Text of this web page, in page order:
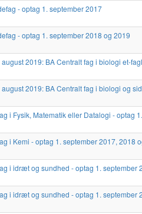
- optag 1. september 2017
- optag 1. september 2018 og 2019
2019: BA Centralt fag i biologi et-
2019: BA Centralt fag i biologi og
i Fysik, Matematik eller Datalogi - optag
i Kemi - optag 1. september 2017, 2018
i idræt og sundhed - optag 1. september
i idræt og sundhed - optag 1. september